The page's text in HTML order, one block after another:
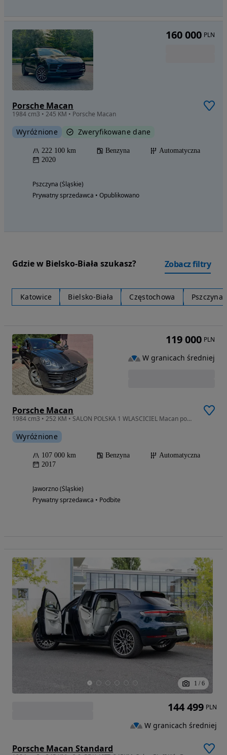
Porsche Macan
1984 cm3 • 245 KM • Porsche Macan
Wyróżnione Zweryfikowane dane
222 100 km Benzyna
Automatyczna
2020
Pszczyna (Śląskie)
Prywatny sprzedawca • Opublikowano
160 000 PLN
Gdzie w Bielsko-Biała szukasz? Zobacz filtry
Katowice Bielsko-Biała Częstochowa Pszczyna
Porsche Macan
1984 cm3 • 252 KM • SALON POLSKA 1 WLASCICIEL Macan pompowane fotele HAK
Wyróżnione
107 000 km Benzyna
Automatyczna
2017
Jaworzno (Śląskie)
Prywatny sprzedawca • Podbite
119 000 PLN
W granicach średniej
1 / 6
Porsche Macan Standard
144 499 PLN
W granicach średniej